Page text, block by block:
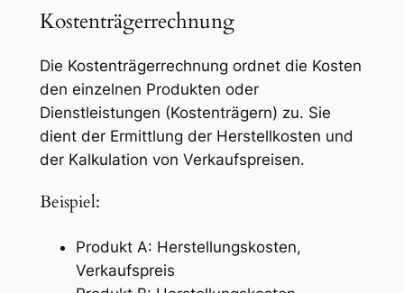
Kostenträgerrechnung
Die Kostenträgerrechnung ordnet die Kosten
den einzelnen Produkten oder
Dienstleistungen (Kostenträgern) zu. Sie
dient der Ermittlung der Herstellkosten und
der Kalkulation von Verkaufspreisen.
Beispiel:
Produkt A: Herstellungskosten,
Verkaufspreis